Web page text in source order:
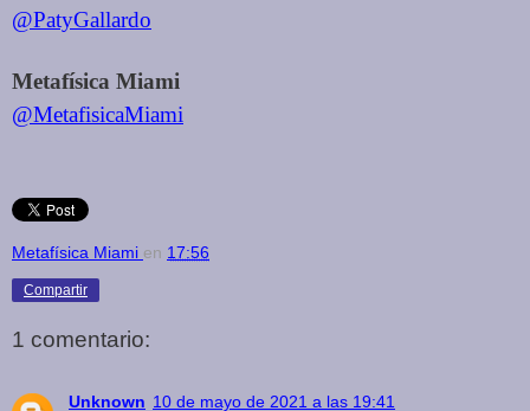
@PatyGallardo
Metafísica Miami
@MetafisicaMiami
Metafísica Miami en 17:56
Compartir
1 comentario:
Unknown 10 de mayo de 2021 a las 19:41